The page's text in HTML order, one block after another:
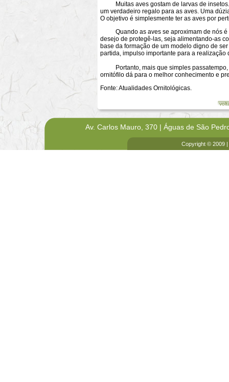
Muitas aves gostam de larvas de insetos.
um verdadeiro regalo para as aves. Uma
O objetivo é simplesmente ter as aves por
Quando as aves se aproximam de nós é
desejo de protegê-las, seja alimentando-as
base da formação de um modelo digno de
partida, impulso importante para a
Portanto, mais que simples passatempo,
ornitófilo dá para o melhor conhecimento e
Fonte: Atualidades Ornitológicas.
Av. Carlos Mauro, 370 | Águas de São
Copyright © 2009